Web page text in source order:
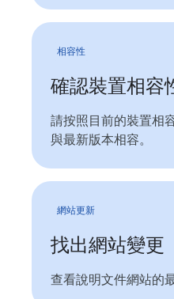
相容性
確認裝置相容
請按照目前的裝置相
與最新版本相容。
網站更新
找出網站變更
查看說明文件網站的